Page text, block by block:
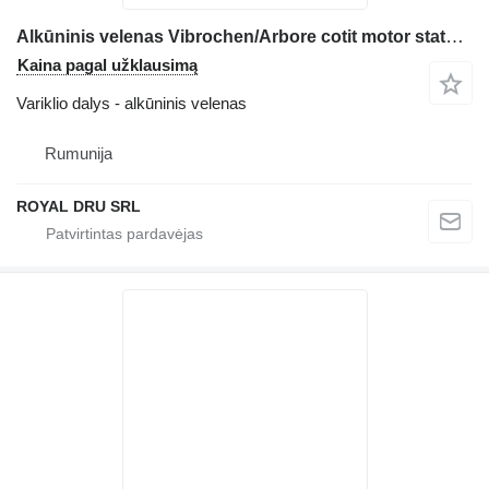
Alkūninis velenas Vibrochen/Arbore cotit motor statybinės technikos Deutz TCD120 V6, TCD160 V8, TCD29 L4
Kaina pagal užklausimą
Variklio dalys - alkūninis velenas
Rumunija
ROYAL DRU SRL